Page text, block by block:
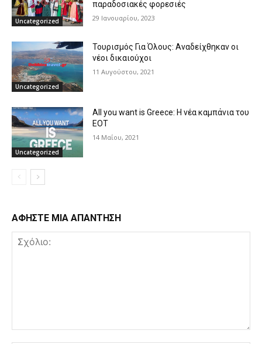
Uncategorized
παραδοσιακές φορεσιές
29 Ιανουαρίου, 2023
Uncategorized
Τουρισμός Για Όλους: Αναδείχθηκαν οι
νέοι δικαιούχοι
11 Αυγούστου, 2021
Uncategorized
All you want is Greece: Η νέα καμπάνια του
ΕΟΤ
14 Μαΐου, 2021
ΑΦΗΣΤΕ ΜΙΑ ΑΠΑΝΤΗΣΗ